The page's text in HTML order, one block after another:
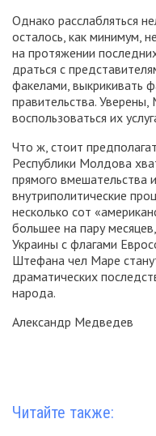
Однако расслабляться
осталось, как минимум,
на протяжении
драться с
факелами, выкрикивать
правительства.
воспользоваться их
Что ж, стоит
Республики Молдова
прямого вмешательства
внутриполитические
несколько сот
большее на пару
Украины с флагами
Штефана чел Маре
драматических
народа.
Александр Медведев
Читайте также: